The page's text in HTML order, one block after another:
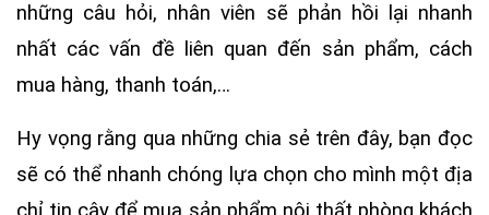
những câu hỏi, nhân viên sẽ phản hồi lại nhanh
nhất các vấn đề liên quan đến sản phẩm, cách
mua hàng, thanh toán,…
Hy vọng rằng qua những chia sẻ trên đây, bạn đọc
sẽ có thể nhanh chóng lựa chọn cho mình một địa